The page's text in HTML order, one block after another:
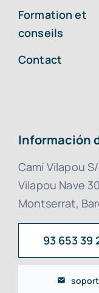
Formation et
conseils
Contact
Información
Camí Vilapou
Vilapou Nave
Montserrat,
93 653 39